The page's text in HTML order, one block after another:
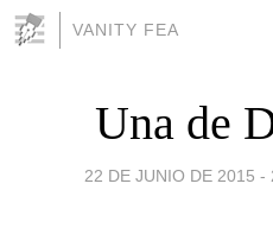
VANITY FEA
Una de
22 DE JUNIO DE 2015 -